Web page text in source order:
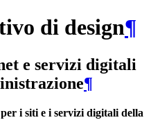
di design¶
e servizi digitali
¶
i siti e i servizi digitali della